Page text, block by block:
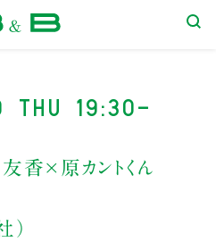
Thu 19:30-
×原カントくん
）